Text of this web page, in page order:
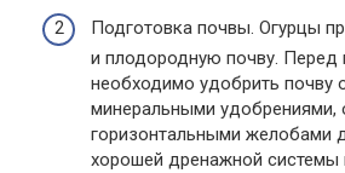
Подготовка почвы. Огурцы
и плодородную почву. Перед
необходимо удобрить почву
минеральными удобрениями,
горизонтальными желобами
хорошей дренажной системы